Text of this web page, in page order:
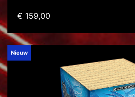
€ 159,00
Nieuw